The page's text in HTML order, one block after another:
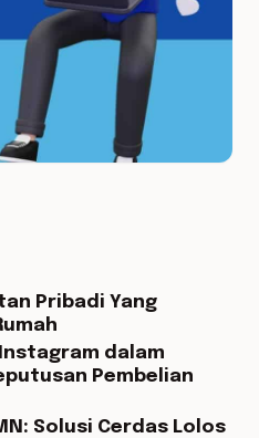
Pribadi Yang
dalam
Pembelian
Solusi Cerdas Lolos